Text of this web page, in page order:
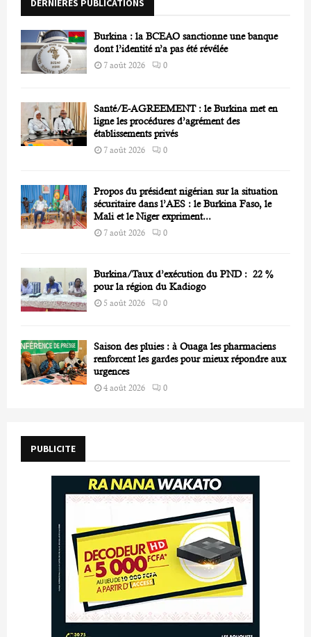
DERNIÈRES PUBLICATIONS
Burkina : la BCEAO sanctionne une banque
dont l’identité n’a pas été révélée
7 août 2026 0
Santé/E-AGREEMENT : le Burkina met en
ligne les procédures d’agrément des
établissements privés
7 août 2026 0
Propos du président nigérian sur la situation
sécuritaire dans l’AES : le Burkina Faso, le
Mali et le Niger expriment...
7 août 2026 0
Burkina/Taux d’exécution du PND : 22 %
pour la région du Kadiogo
5 août 2026 0
Saison des pluies : à Ouaga les pharmaciens
renforcent les gardes pour mieux répondre aux
urgences
4 août 2026 0
PUBLICITE